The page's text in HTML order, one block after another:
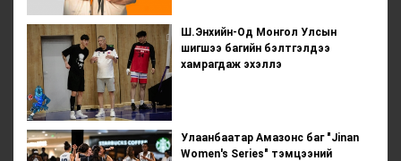
Ш.Энхийн-Од Монгол Улсын
шигшээ багийн бэлтгэлдээ
хамрагдаж эхэллэ
Улаанбаатар Амазонс баг "Jinan
Women's Series" тэмцээний